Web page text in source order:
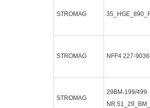
STROMAG
STROMAG NFF4 227-
STROMAG
29BM-199/499